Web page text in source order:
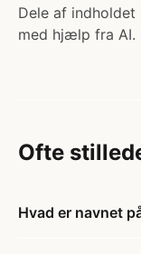
Dele af
med hjælp fra AI.
Ofte
Hvad er navnet